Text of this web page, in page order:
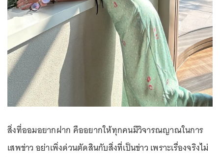
สิ่งที่ออมอยากฝาก คืออยากให้ทุกคนมีวิจารณญาณในการ
เสพข่าว อย่าเพิ่งด่วนตัดสินกับสิ่งที่เป็นข่าว เพราะเรื่องจริงไม่